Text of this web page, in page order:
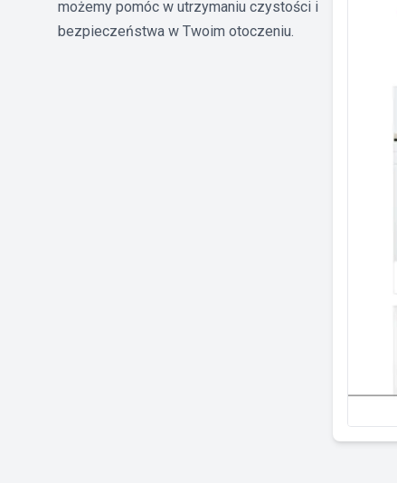
możemy pomóc w utrzymaniu czystości i
bezpieczeństwa w Twoim otoczeniu.